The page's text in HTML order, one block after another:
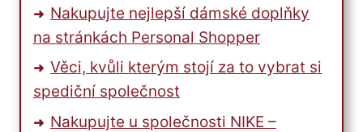
Nakupujte nejlepší dámské doplňky
na stránkách Personal Shopper
Věci, kvůli kterým stojí za to vybrat si
spediční společnost
Nakupujte u společnosti NIKE –